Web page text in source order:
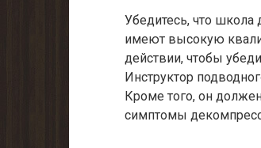
Убедитесь, что школа
имеют высокую
действии, чтобы
Инструктор
Кроме того, он
симптомы